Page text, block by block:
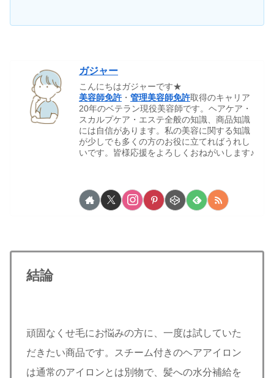
ガジャー
こんにちはガジャーです★
美容師免許 ・管理美容師免許取得のキャリア
20年のベテラン現役美容師です。ヘアケア・
スカルプケア・エステ全般の知識、商品知識
には自信があります。私の美容に関する知識
が少しでも多くの方のお役に立てればうれし
いです。皆様応援をよろしくおねがいします♪
結論
頑固なくせ毛にお悩みの方に、一度は試していた
だきたい商品です。スチーム付きのヘアアイロン
は通常のアイロンとは別物で、髪への水分補給を